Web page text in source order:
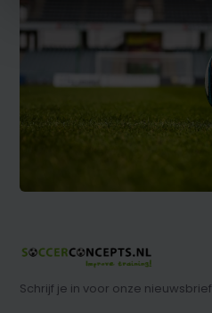
Schrijf je in voor onze nieuwsbrief